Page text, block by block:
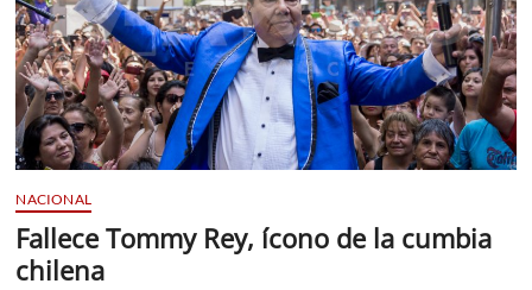
NACIONAL
Fallece Tommy Rey, ícono de la cumbia
chilena